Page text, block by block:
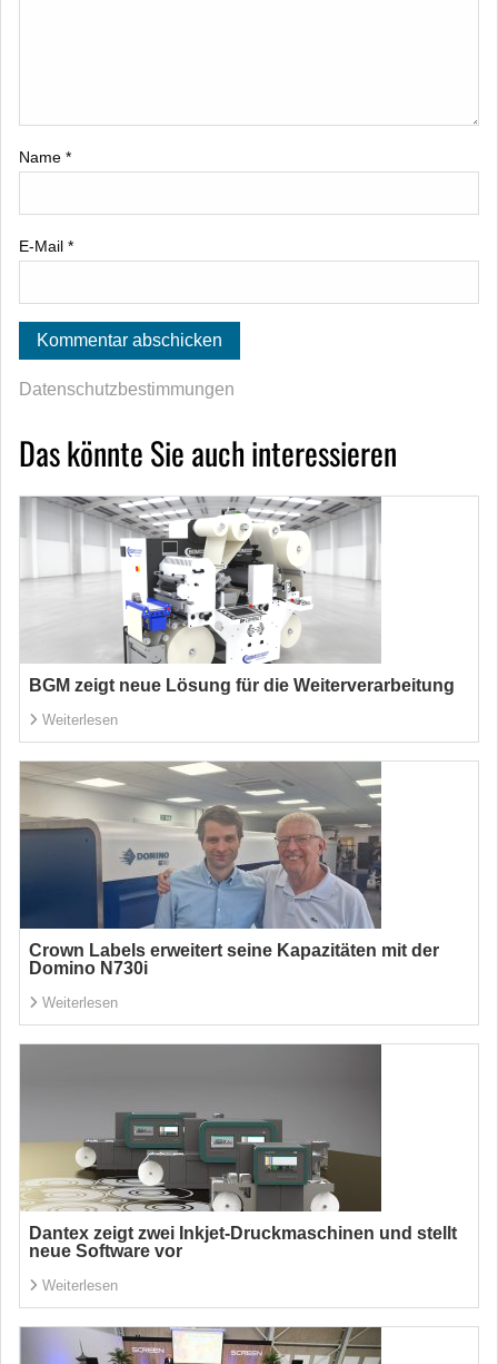
Name *
E-Mail *
Datenschutzbestimmungen
Das könnte Sie auch interessieren
BGM zeigt neue Lösung für die Weiterverarbeitung
Weiterlesen
Crown Labels erweitert seine Kapazitäten mit der
Domino N730i
Weiterlesen
Dantex zeigt zwei Inkjet-Druckmaschinen und stellt
neue Software vor
Weiterlesen